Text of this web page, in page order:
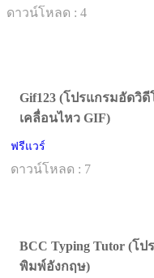
ดาวน์โหลด : 4
Gif123 (โปรแกรมอัดวิ
เคลื่อนไหว GIF)
ฟรีแวร์
ดาวน์โหลด : 7
BCC Typing Tutor (โ
พิมพ์อังกฤษ)